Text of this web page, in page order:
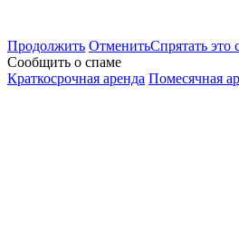
Продолжить ОтменитьСпрятать это
Сообщить о спаме
Краткосрочная аренда Помесячная